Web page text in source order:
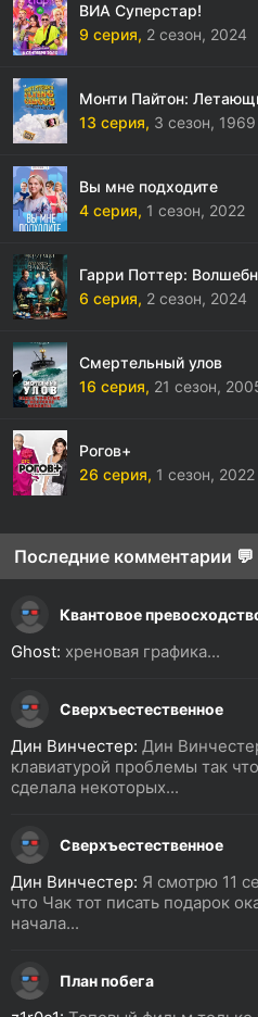
ВИА Суперстар!
9 серия, 2 сезон, 2024
Монти Пайтон:
13 серия, 3 сезон, 1969
Вы мне подходите
4 серия, 1 сезон, 2022
Гарри Поттер:
6 серия, 2 сезон, 2024
Смертельный улов
16 серия, 21 сезон,
Рогов+
26 серия, 1 сезон, 2022
Последние комментарии 💬
Квантовое
Ghost: хреновая графика...
Сверхъестественное
Дин Винчестер: Дин
клавиатурой проблемы так
сделала некоторых...
Сверхъестественное
Дин Винчестер: Я смотрю 11
что Чак тот писать подарок
начала...
План побега